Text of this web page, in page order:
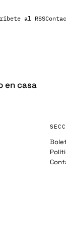
al RSS
en casa